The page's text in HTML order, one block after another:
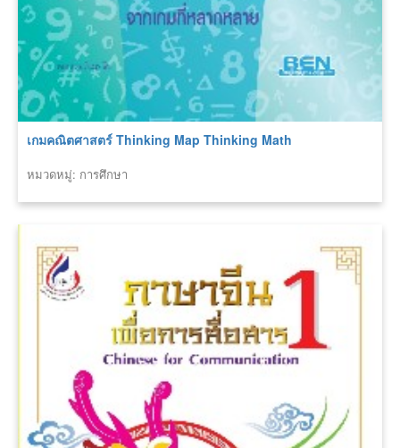
เกมคณิตศาสตร์ Thinking Map Thinking Math
หมวดหมู่: การศึกษา